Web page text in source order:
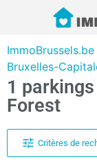
ImmoBrussels.be
Bruxelles-
1
Forest
Critères de